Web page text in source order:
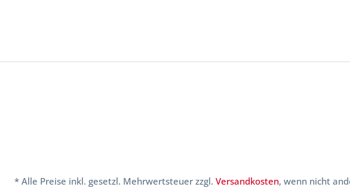
* Alle Preise inkl. gesetzl. Mehrwertsteuer zzgl. Versandkosten, wenn nicht